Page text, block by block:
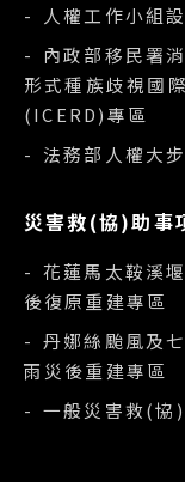
- 人權工作小組
- 內政部移民署
形式種族歧視國
(ICERD)專區
- 法務部人權大
災害救(協)助事
- 花蓮馬太鞍溪
後復原重建專區
- 丹娜絲颱風及
雨災後重建專區
- 一般災害救(協)